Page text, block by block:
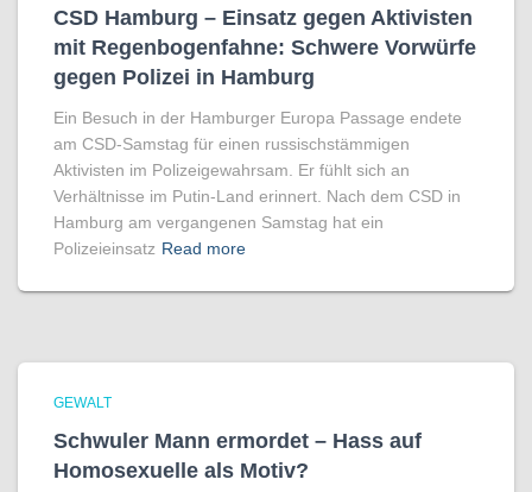
CSD Hamburg – Einsatz gegen Aktivisten
mit Regenbogen­fahne: Schwere Vorwürfe
gegen Polizei in Hamburg
Ein Besuch in der Hamburger Europa Passage endete
am CSD-Samstag für einen russischstämmigen
Aktivisten im Polizeigewahrsam. Er fühlt sich an
Verhältnisse im Putin-Land erinnert. Nach dem CSD in
Hamburg am vergangenen Samstag hat ein
Polizeieinsatz Read more
GEWALT
Schwuler Mann ermordet – Hass auf
Homo­sexuelle als Motiv?